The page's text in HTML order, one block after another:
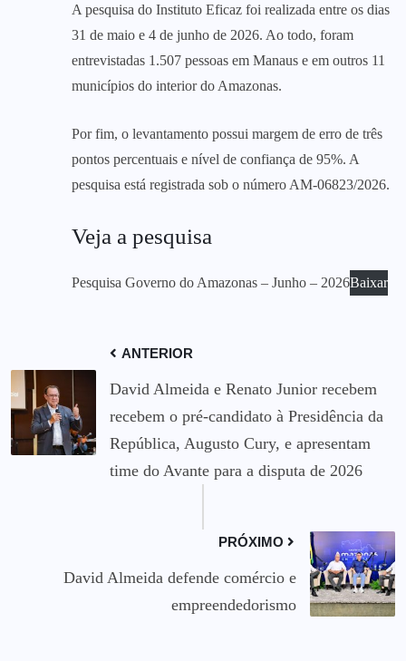
A pesquisa do Instituto Eficaz foi realizada entre os dias
31 de maio e 4 de junho de 2026. Ao todo, foram
entrevistadas 1.507 pessoas em Manaus e em outros 11
municípios do interior do Amazonas.
Por fim, o levantamento possui margem de erro de três
pontos percentuais e nível de confiança de 95%. A
pesquisa está registrada sob o número AM-06823/2026.
Veja a pesquisa
Pesquisa Governo do Amazonas – Junho – 2026Baixar
ANTERIOR
David Almeida e Renato Junior recebem
recebem o pré-candidato à Presidência da
República, Augusto Cury, e apresentam
time do Avante para a disputa de 2026
PRÓXIMO
David Almeida defende comércio e
empreendedorismo